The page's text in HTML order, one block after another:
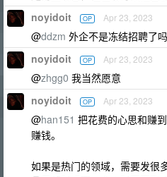
noyidoit OP Apr 23, 2023
@ddzm 外企不是冻结招聘了
noyidoit OP Apr 23, 2023
@zhgg0 我当然愿意
noyidoit OP Apr 23, 2023
@han151 把花费的心思和赚
赚钱。
如果是热门的领域，需要发很